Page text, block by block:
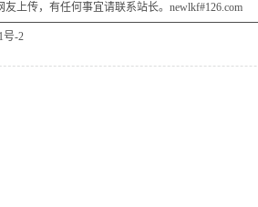
上传，有任何事宜请联系站长。newlkf#126.com
号-2